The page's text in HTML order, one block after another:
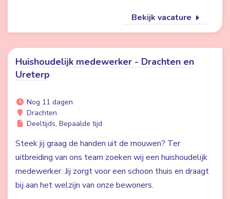
Bekijk vacature
Huishoudelijk medewerker - Drachten en
Ureterp
Nog 11 dagen
Drachten
Deeltijds, Bepaalde tijd
Steek jij graag de handen uit de mouwen? Ter
uitbreiding van ons team zoeken wij een huishoudelijk
medewerker. Jij zorgt voor een schoon thuis en draagt
bij aan het welzijn van onze bewoners.